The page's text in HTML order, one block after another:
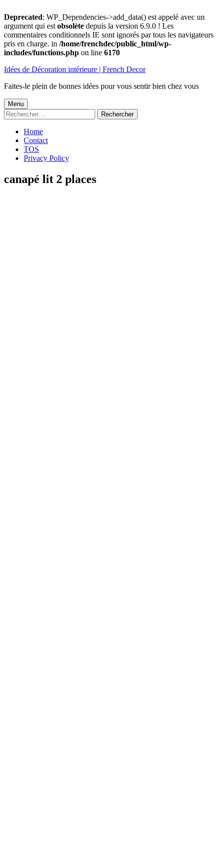
Deprecated: WP_Dependencies->add_data() est appelé avec un
argument qui est obsolète depuis la version 6.9.0 ! Les
commentaires conditionnels IE sont ignorés par tous les navigateurs
pris en charge. in /home/frenchdec/public_html/wp-
includes/functions.php on line 6170
au
Idées de Décoration intérieure | French Decor
Faites-le plein de bonnes idées pour vous sentir bien chez vous
Menu
principal
Menu
Rechercher :
Home
Contact
TOS
Privacy Policy
canapé lit 2 places